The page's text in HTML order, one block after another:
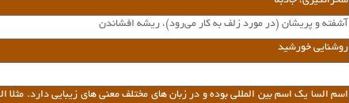
آشفته و پریشان (در مورد زلف به کار می‌رود)، ریشه افشاندن
روشنایی خورشید
اسم السا یک اسم بین المللی بوده و در زبان های مختلف معنی های زیبایی دارد. مثلا